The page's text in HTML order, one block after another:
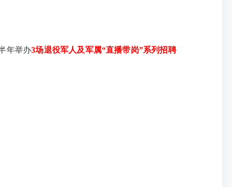
年举办3场退役军人及军属“直播带岗”系列招聘